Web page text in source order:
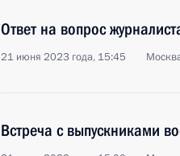
Ответ на вопрос
21 июня 2023 года, 15:45
Встреча с выпускниками